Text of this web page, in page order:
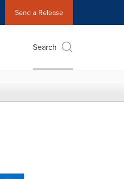
Send a Release
Search